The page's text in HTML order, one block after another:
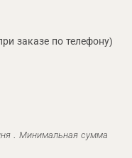
заказе по телефону)
. Минимальная сумма